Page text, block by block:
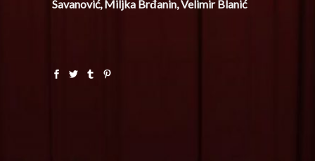
Savanović, Miljka Brđanin, Velimir Blanić